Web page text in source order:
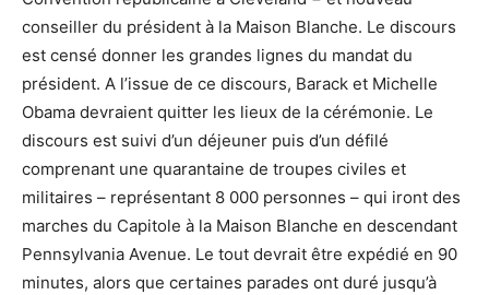
conseiller du président à la Maison Blanche. Le discours
est censé donner les grandes lignes du mandat du
président. A l’issue de ce discours, Barack et Michelle
Obama devraient quitter les lieux de la cérémonie. Le
discours est suivi d’un déjeuner puis d’un défilé
comprenant une quarantaine de troupes civiles et
militaires – représentant 8 000 personnes – qui iront des
marches du Capitole à la Maison Blanche en descendant
Pennsylvania Avenue. Le tout devrait être expédié en 90
minutes, alors que certaines parades ont duré jusqu’à